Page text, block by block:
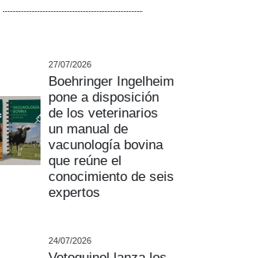
27/07/2026
Boehringer Ingelheim
pone a disposición
de los veterinarios
un manual de
vacunología bovina
que reúne el
conocimiento de seis
expertos
24/07/2026